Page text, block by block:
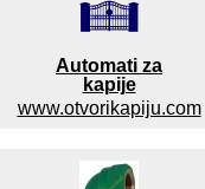
Automati za
kapije
www.otvorikapiju.com